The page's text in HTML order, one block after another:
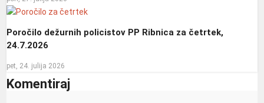
Poročilo dežurnih policistov PP Ribnica za četrtek,
24.7.2026
pet, 24. julija 2026
Komentiraj